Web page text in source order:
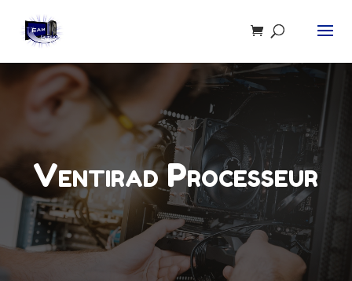
Ventirad Processeur